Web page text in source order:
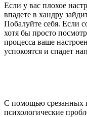
Если у вас плохое
впадете в хандру
Побалуйте себя. Если
хотя бы просто
процесса ваше
успокоятся и спадет
С помощью срезанных
психологические